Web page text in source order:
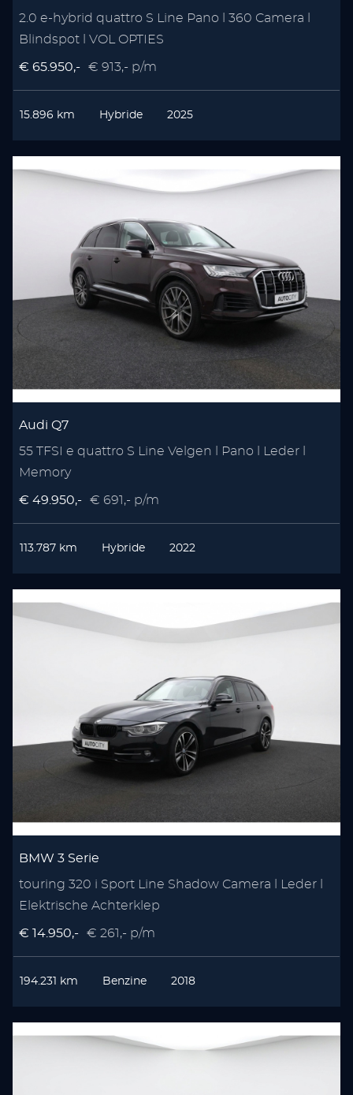
2.0 e-hybrid quattro S Line Pano l 360 Camera l
Blindspot l VOL OPTIES
€ 65.950,- € 913,- p/m
15.896 km Hybride 2025
Audi Q7
55 TFSI e quattro S Line Velgen l Pano l Leder l
Memory
€ 49.950,- € 691,- p/m
113.787 km Hybride 2022
BMW 3 Serie
touring 320 i Sport Line Shadow Camera l Leder l
Elektrische Achterklep
€ 14.950,- € 261,- p/m
194.231 km Benzine 2018